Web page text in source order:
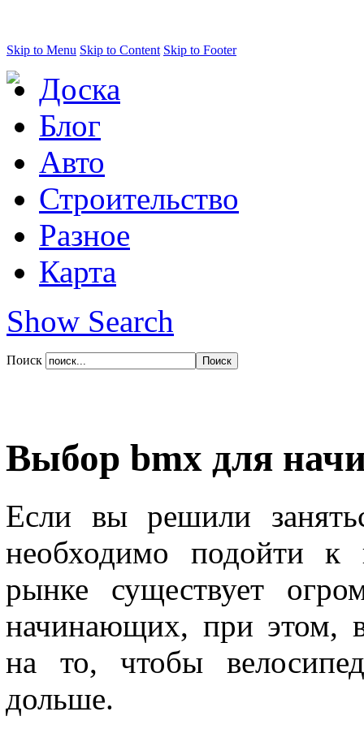
Skip to Menu Skip to Content Skip to Footer
Доска
Блог
Авто
Строительство
Разное
Карта
Show Search
Поиск
Выбор bmx для
Если вы решили
необходимо подойти к
рынке существует
начинающих, при этом,
на то, чтобы
дольше.